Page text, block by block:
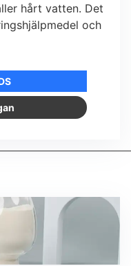
hårt vatten. Det
och